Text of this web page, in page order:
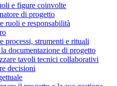
e figure coinvolte
di progetto
ruoli e responsabilità
processi, strumenti e rituali
documentazione di progetto
tavoli tecnici collaborativi
decisioni